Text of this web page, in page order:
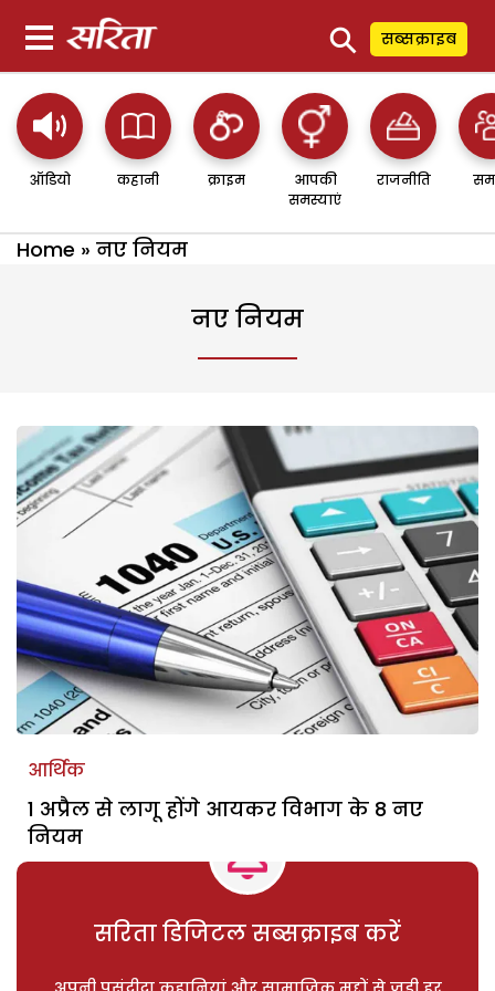
⚲ सब्सक्राइब
ऑडियो कहानी क्राइम
आपकी
समस्याएं
राजनीति
Home » नए नियम
नए नियम
आर्थिक
1 अप्रैल से लागू होंगे आयकर विभाग के 8 नए
नियम
सरिता डिजिटल सब्सक्राइब करें